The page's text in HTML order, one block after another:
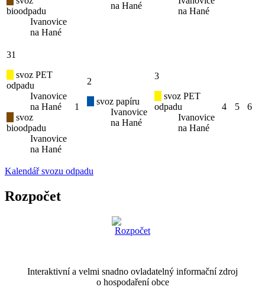
bioodpadu
Ivanovice
na Hané
na Hané
na Hané
31
svoz PET
odpadu
Ivanovice
na Hané
svoz
bioodpadu
Ivanovice
na Hané
1
2
svoz papíru
Ivanovice
na Hané
3
svoz PET
odpadu
Ivanovice
na Hané
4 5 6
Kalendář svozu odpadu
Rozpočet
Interaktivní a velmi snadno ovladatelný informační zdroj
o hospodaření obce